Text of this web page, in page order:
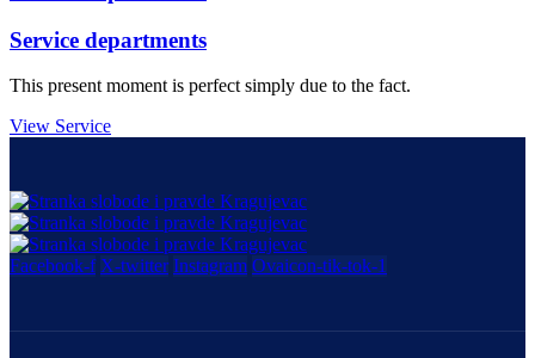
Service departments
This present moment is perfect simply due to the fact.
View Service
Facebook-f X-twitter Instagram Ovaicon-tik-tok-1